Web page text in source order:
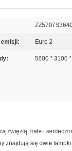
Euro 2
5600 * 3100
zwięzłą, hale i
się dwie